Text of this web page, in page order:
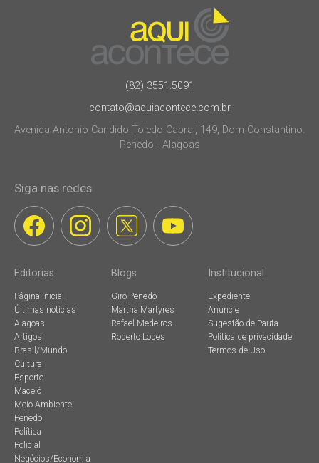
(82) 3551.5091
contato@aquiacontece.com.br
Avenida Antonio Candido Toledo Cabral, 149, Dom Constantino.
Penedo - Alagoas
Siga nas redes
Editorias
Página inicial
Últimas notícias
Alagoas
Artigos
Brasil/Mundo
Cultura
Esporte
Maceió
Meio Ambiente
Penedo
Política
Policial
Negócios/Economia
Blogs
Giro Penedo
Martha Martyres
Rafael Medeiros
Roberto Lopes
Institucional
Expediente
Anuncie
Sugestão de Pauta
Política de privacidade
Termos de Uso